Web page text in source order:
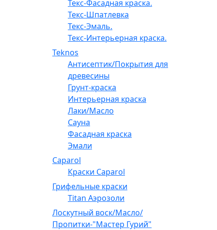
Текс-Фасадная краска.
Текс-Шпатлевка
Текс-Эмаль.
Текс-Интерьерная краска.
Teknos
Антисептик/Покрытия для
древесины
Грунт-краска
Интерьерная краска
Лаки/Масло
Сауна
Фасадная краска
Эмали
Caparol
Краски Caparol
Грифельные краски
Titan Аэрозоли
Лоскутный воск/Масло/
Пропитки-"Мастер Гурий"